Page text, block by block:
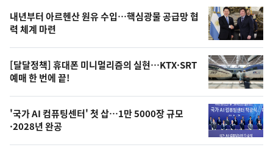
영
상
오
늘
의
사
진
내년부터 아르헨산 원유 수입…핵심광물 공급망 협
력 체계 마련
[달달정책] 휴대폰 미니멀리즘의 실현…KTX·SRT
예매 한 번에 끝!
'국가 AI 컴퓨팅센터' 첫 삽…1만 5000장 규모
·2028년 완공